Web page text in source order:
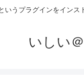
いうプラグインをインス
いしい